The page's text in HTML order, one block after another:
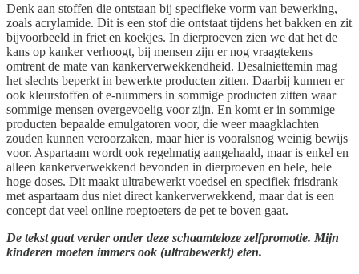
Denk aan stoffen die ontstaan bij specifieke vorm van bewerking,
zoals acrylamide. Dit is een stof die ontstaat tijdens het bakken en zit
bijvoorbeeld in friet en koekjes. In dierproeven zien we dat het de
kans op kanker verhoogt, bij mensen zijn er nog vraagtekens
omtrent de mate van kankerverwekkendheid. Desalniettemin mag
het slechts beperkt in bewerkte producten zitten. Daarbij kunnen er
ook kleurstoffen of e-nummers in sommige producten zitten waar
sommige mensen overgevoelig voor zijn. En komt er in sommige
producten bepaalde emulgatoren voor, die weer maagklachten
zouden kunnen veroorzaken, maar hier is vooralsnog weinig bewijs
voor. Aspartaam wordt ook regelmatig aangehaald, maar is enkel en
alleen kankerverwekkend bevonden in dierproeven en hele, hele
hoge doses. Dit maakt ultrabewerkt voedsel en specifiek frisdrank
met aspartaam dus niet direct kankerverwekkend, maar dat is een
concept dat veel online roeptoeters de pet te boven gaat.
De tekst gaat verder onder deze schaamteloze zelfpromotie. Mijn
kinderen moeten immers ook (ultrabewerkt) eten.